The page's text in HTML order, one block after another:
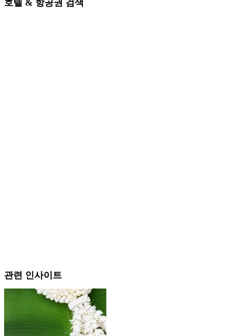
호텔 & 항공권 검색
관련 인사이트